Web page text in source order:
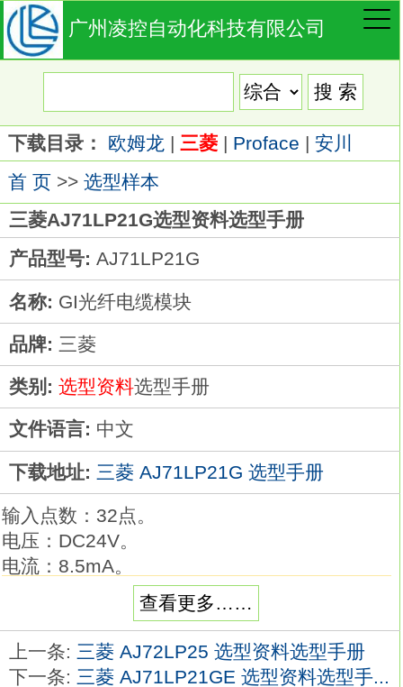
广州凌控自动化科技有限公司
下载目录： 欧姆龙 | 三菱| Proface | 安川
首 页>> 选型样本
三菱AJ71LP21G选型资料选型手册
产品型号: AJ71LP21G
名称: GI光纤电缆模块
品牌: 三菱
类别: 选型资料选型手册
文件语言: 中文
下载地址: 三菱 AJ71LP21G 选型手册
输入点数：32点。
电压：DC24V。
电流：8.5mA。
应答时间：10ms。
32点/个公共端。
正/负极共用。
38点端子台。
查看更多……
上一条: 三菱 AJ72LP25 选型资料选型手册
下一条: 三菱 AJ71LP21GE 选型资料选型手...